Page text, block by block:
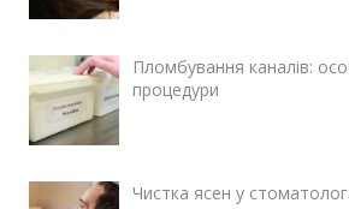
Пломбування каналів:
процедури
Чистка ясен у